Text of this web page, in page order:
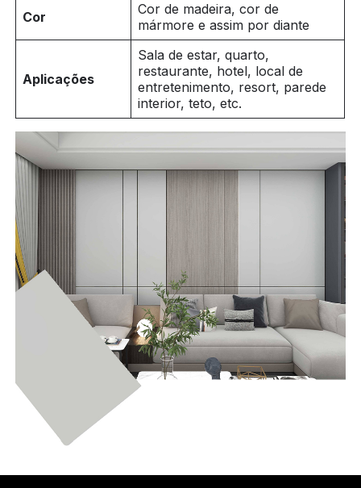
Cor
Cor de madeira, cor de
mármore e assim por diante
Aplicações
Sala de estar, quarto,
restaurante, hotel, local de
entretenimento, resort, parede
interior, teto, etc.